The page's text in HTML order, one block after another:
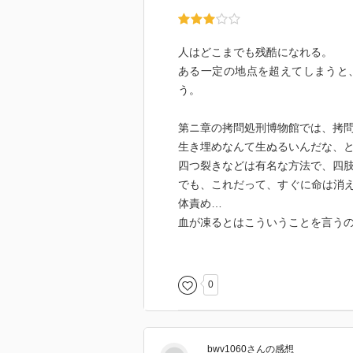
人はどこまでも残酷になれる。
ある一定の地点を超えてしまう
う。
第ニ章の拷問処刑博物館では、拷
生き埋めなんて生ぬるいんだな、
四つ裂きなどは有名な方法で、四
でも、これだって、すぐに命は消
体責め…
血が凍るとはこういうことを言う
キリスト教に関係する絵画で、あ
聖カテリナは有名で、彼女ののア
0
bwv1060さんの感想